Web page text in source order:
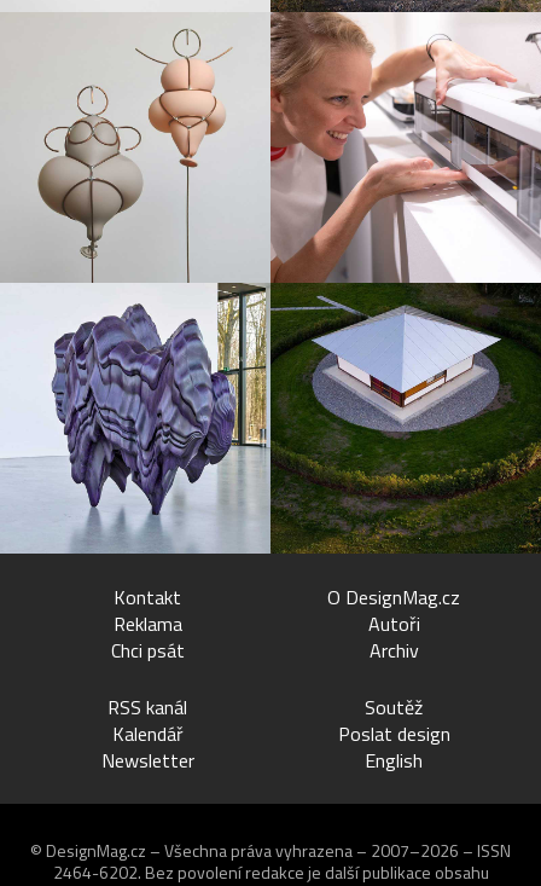
Kontakt
Reklama
Chci psát
O DesignMag.cz
Autoři
Archiv
RSS kanál
Kalendář
Newsletter
Soutěž
Poslat design
English
© DesignMag.cz – Všechna práva vyhrazena – 2007–2026 – ISSN
2464-6202. Bez povolení redakce je další publikace obsahu